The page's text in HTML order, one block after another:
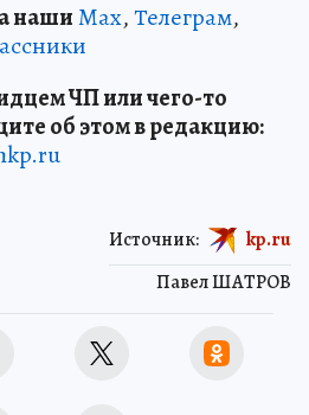
нашиMax,Телеграм,
ЧП или чего-то
об этом в редакцию:
Павел ШАТРОВ
Источник: kp.ru